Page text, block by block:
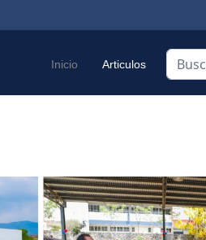
Inicio Articulos Buscar